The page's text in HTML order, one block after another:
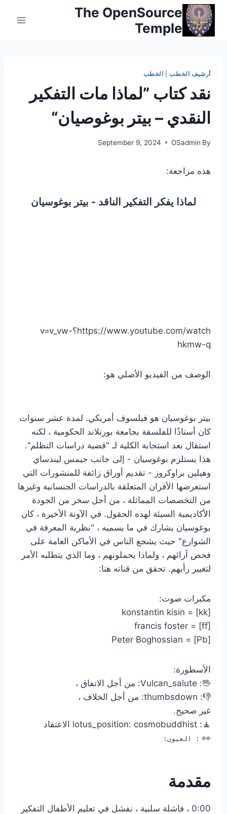
Skip
content
The OpenSource
Temple
أرشيف الخطب| الخطب
نقد كتاب ”لماذا مات التفكير
النقدي – بيتر بوغوصيان“
By
OSadmin
September 9, 2024
هذه مراجعة:
لماذا يفكر التفكير الناقد - بيتر بوغوسيان
https://www.youtube.com/watch؟v=v_vw-
hkmw-q
الوصف من الفيديو الأصلي هو:
بيتر بوغوسيان هو فيلسوف أمريكي. لمدة عشر سنوات
كان أستاذًا للفلسفة بجامعة بورتلاند الحكومية ، لكنه
استقال بعد استجابة الكلية لـ "قضية دراسات التظلم".
هذا يستلزم بوغوسيان - إلى جانب جيمس ليندساي
وهيلين براوكروز - تقديم أوراق زائفة للمنشورات التي
استعرضها الأقران المتعلقة بالدراسات الجنسانية وغيرها
من التخصصات المماثلة ، من أجل سخر من الجودة
الأكاديمية السيئة لهذه الحقول. في الآونة الأخيرة ، كان
بوغوسيان يشارك في ما يسميه ، "نظرية المعرفة في
الشوارع" حيث يشجع الناس في الأماكن العامة على
فحص آرائهم ، ولماذا يحملونهم ، وما الذي يتطلبه الأمر
لتغيير رأيهم. تحقق من قناته هنا:
مكبرات صوت:
konstantin kisin = [kk]
francis foster = [ff]
Peter Boghossian = [Pb]
الأسطورة:
🖖: Vulcan_salute: من أجل الاتفاق ،
👎: thumbsdown: من أجل الخلاف ،
غير صحيح.
🧘: lotus_position: cosmobuddhist الاعتقاد
👀 : العيون:
مقدمة
0:00 ، فاشلة سلبية ، نفشل في تعليم الأطفال التفكير